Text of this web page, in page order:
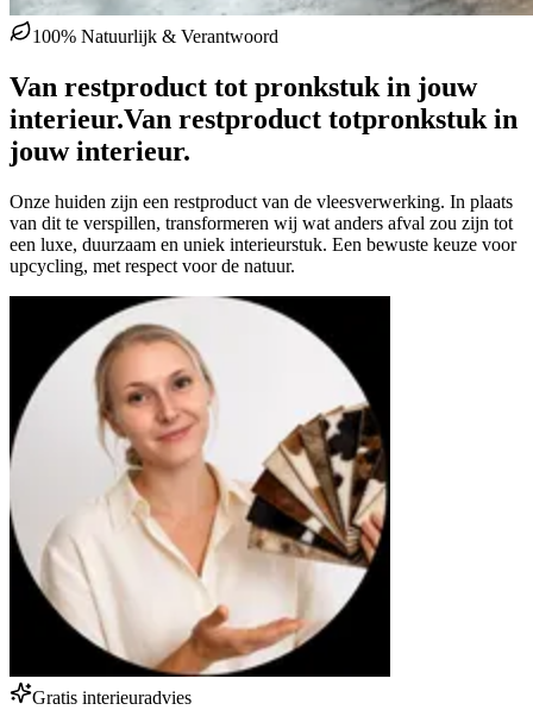
100% Natuurlijk & Verantwoord
Van restproduct tot pronkstuk in jouw
interieur.Van restproduct totpronkstuk in
jouw interieur.
Onze huiden zijn een restproduct van de vleesverwerking. In plaats
van dit te verspillen, transformeren wij wat anders afval zou zijn tot
een luxe, duurzaam en uniek interieurstuk. Een bewuste keuze voor
upcycling, met respect voor de natuur.
Gratis interieuradvies